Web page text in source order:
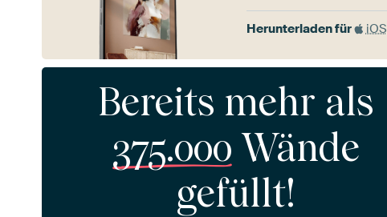
Herunterladen für iOS
Bereits mehr als
375.000 Wände
gefüllt!